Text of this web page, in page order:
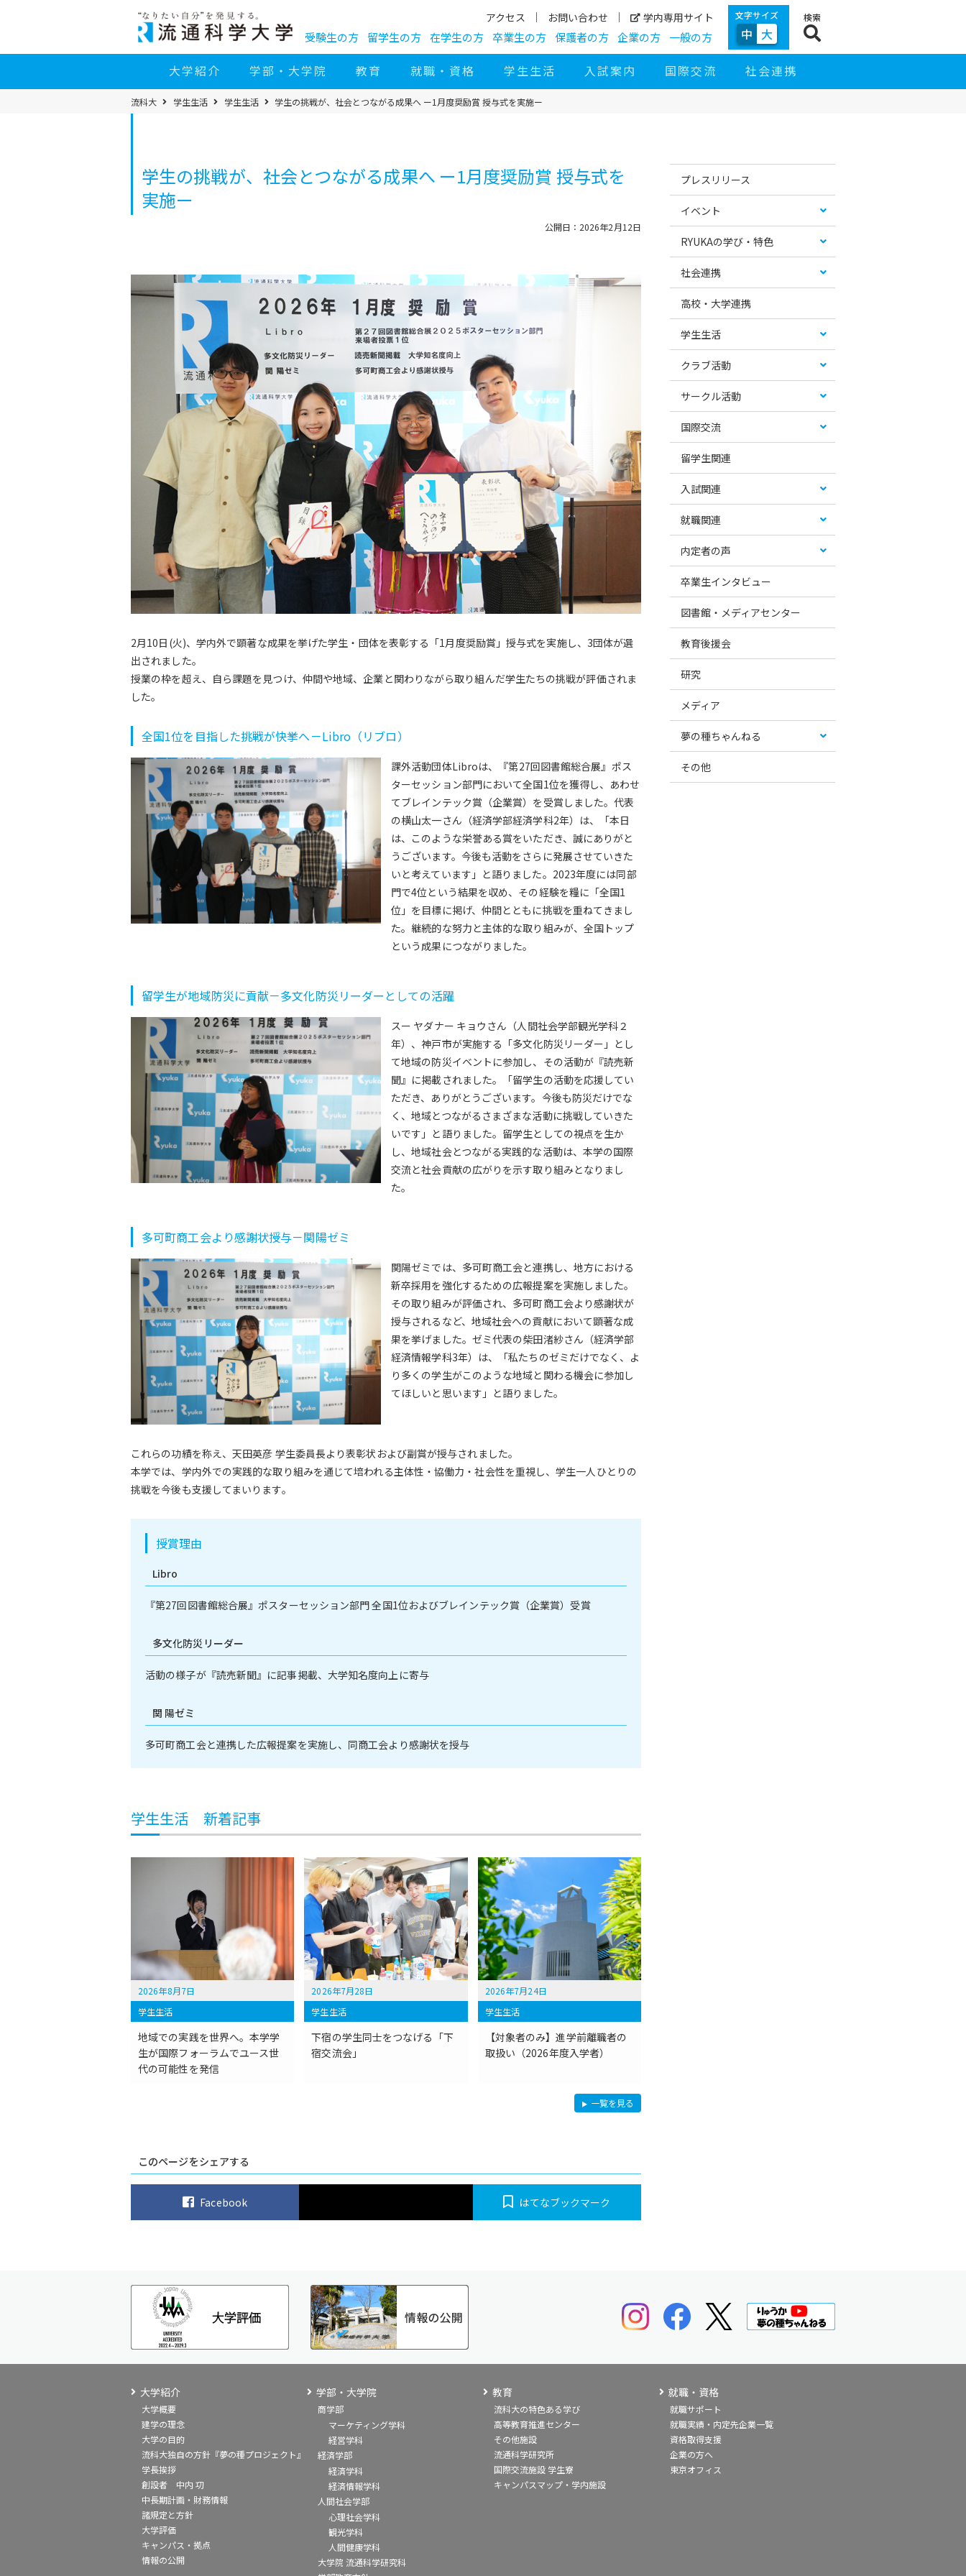
へ
アクセス お問い合わせ 学内専用サイト
受験生の方 留学生の方 在学生の方 卒業生の方 保護者の方 企業の方 一般の方
文字サイズ
中 大
検索
大学紹介 学部・大学院 教育 就職・資格 学生生活 入試案内 国際交流 社会連携
パ
ン
流科大 学生生活 学生生活 学生の挑戦が、社会とつながる成果へ ー1月度奨励賞 授与式を実施ー
学生の挑戦が、社会とつながる成果へ ー1月度奨励賞 授与式を
実施ー
公開日：2026年2月12日
2月10日(火)、学内外で顕著な成果を挙げた学生・団体を表彰する「1月度奨励賞」授与式を実施し、3団体が選
出されました。
授業の枠を超え、自ら課題を見つけ、仲間や地域、企業と関わりながら取り組んだ学生たちの挑戦が評価されま
した。
全国1位を目指した挑戦が快挙へ－Libro（リブロ）
課外活動団体Libroは、『第27回図書館総合展』ポス
ターセッション部門において全国1位を獲得し、あわせ
てブレインテック賞（企業賞）を受賞しました。代表
の横山太一さん（経済学部経済学科2年）は、「本日
は、このような栄誉ある賞をいただき、誠にありがと
うございます。今後も活動をさらに発展させていきた
いと考えています」と語りました。2023年度には同部
門で4位という結果を収め、その経験を糧に「全国1
位」を目標に掲げ、仲間とともに挑戦を重ねてきまし
た。継続的な努力と主体的な取り組みが、全国トップ
という成果につながりました。
留学生が地域防災に貢献－多文化防災リーダーとしての活躍
スー ヤダナー キョウさん（人間社会学部観光学科２
年）、神戸市が実施する「多文化防災リーダー」とし
て地域の防災イベントに参加し、その活動が『読売新
聞』に掲載されました。「留学生の活動を応援してい
ただき、ありがとうございます。今後も防災だけでな
く、地域とつながるさまざまな活動に挑戦していきた
いです」と語りました。留学生としての視点を生か
し、地域社会とつながる実践的な活動は、本学の国際
交流と社会貢献の広がりを示す取り組みとなりまし
た。
多可町商工会より感謝状授与－関陽ゼミ
関陽ゼミでは、多可町商工会と連携し、地方における
新卒採用を強化するための広報提案を実施しました。
その取り組みが評価され、多可町商工会より感謝状が
授与されるなど、地域社会への貢献において顕著な成
果を挙げました。ゼミ代表の柴田渚紗さん（経済学部
経済情報学科3年）は、「私たちのゼミだけでなく、よ
り多くの学生がこのような地域と関わる機会に参加し
てほしいと思います」と語りました。
これらの功績を称え、天田英彦 学生委員長より表彰状および副賞が授与されました。
本学では、学内外での実践的な取り組みを通じて培われる主体性・協働力・社会性を重視し、学生一人ひとりの
挑戦を今後も支援してまいります。
授賞理由
Libro
『第27回図書館総合展』ポスターセッション部門 全国1位およびブレインテック賞（企業賞）受賞
多文化防災リーダー
活動の様子が『読売新聞』に記事掲載、大学知名度向上に寄与
関 陽ゼミ
多可町商工会と連携した広報提案を実施し、同商工会より感謝状を授与
学生生活 新着記事
2026年8月7日
学生生活
地域での実践を世界へ。本学学
生が国際フォーラムでユース世
代の可能性を発信
2026年7月28日
学生生活
下宿の学生同士をつなげる「下
宿交流会」
2026年7月24日
学生生活
【対象者のみ】進学前離職者の
取扱い（2026年度入学者）
学
生
一覧を見る
このページをシェアする
Facebook はてなブックマーク
イ
ビ
シ
お
め
テ
カ
リ
ス
プレスリリース
イベント
RYUKAの学び・特色
社会連携
高校・大学連携
学生生活
クラブ活動
サークル活動
国際交流
留学生関連
入試関連
就職関連
内定者の声
卒業生インタビュー
図書館・メディアセンター
教育後援会
研究
メディア
夢の種ちゃんねる
その他
大学紹介
大学概要
建学の理念
大学の目的
流科大独自の方針『夢の種プロジェクト』
学長挨拶
創設者 中内 㓛
中長期計画・財務情報
諸規定と方針
大学評価
キャンパス・拠点
情報の公開
学部・大学院
商学部
マーケティング学科
経営学科
経済学部
経済学科
経済情報学科
人間社会学部
心理社会学科
観光学科
人間健康学科
大学院 流通科学研究科
教育
流科大の特色ある学び
高等教育推進センター
その他施設
流通科学研究所
国際交流施設 学生寮
キャンパスマップ・学内施設
就職・資格
就職サポート
就職実績・内定先企業一覧
資格取得支援
企業の方へ
東京オフィス